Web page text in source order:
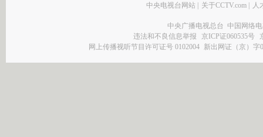
中央电视台网站 | 关于CCTV.com | 人
中央广播电视总台 中国网络
违法和不良信息举报
京ICP证060535号
网上传播视听节目许可证号 0102004 新出网证（京）